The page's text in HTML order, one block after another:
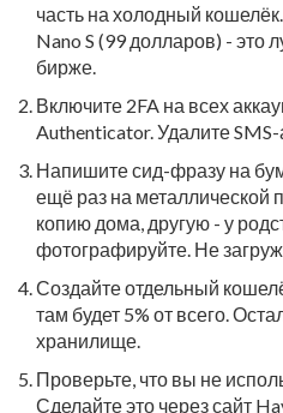
часть на холодный
Nano S (99 долларов) - это
бирже.
Включите 2FA на всех
Authenticator. Удалите
Напишите сид-фразу на
ещё раз на металлической
копию дома, другую - у
фотографируйте. Не
Создайте отдельный
там будет 5% от всего.
хранилище.
Проверьте, что вы не
Сделайте это через сайт